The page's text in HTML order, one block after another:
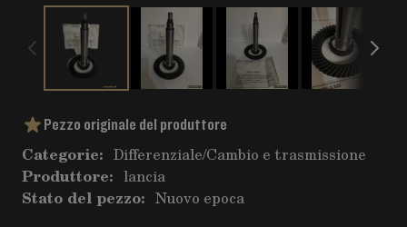
Pezzo originale del produttore
Categorie: Differenziale/Cambio e trasmissione
Produttore: lancia
Stato del pezzo: Nuovo epoca